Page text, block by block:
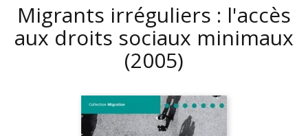
Migrants irréguliers : l'accès
aux droits sociaux minimaux
(2005)